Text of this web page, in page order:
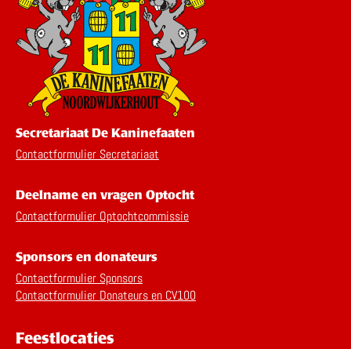
Secretariaat De Kaninefaaten
Contactformulier Secretariaat
Deelname en vragen Optocht
Contactformulier Optochtcommissie
Sponsors en donateurs
Contactformulier Sponsors
Contactformulier Donateurs en CV100
Feestlocaties